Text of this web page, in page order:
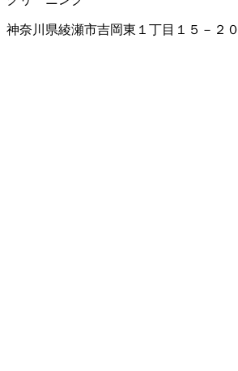
神奈川県綾瀬市吉岡東１丁目１５－２０